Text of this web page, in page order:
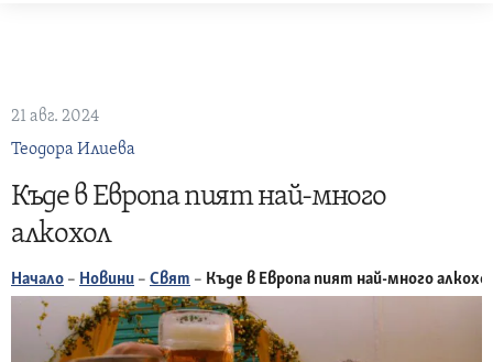
21 авг. 2024
Теодора Илиева
Къде в Европа пият най-много
алкохол
Начало – Новини – Свят – Къде в Европа пият най-много